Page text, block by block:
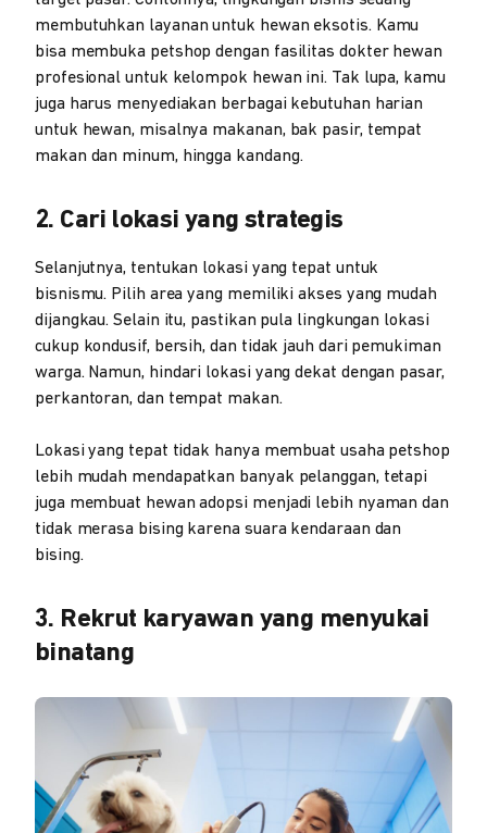
membutuhkan layanan untuk hewan eksotis. Kamu
bisa membuka petshop dengan fasilitas dokter hewan
profesional untuk kelompok hewan ini. Tak lupa, kamu
juga harus menyediakan berbagai kebutuhan harian
untuk hewan, misalnya makanan, bak pasir, tempat
makan dan minum, hingga kandang.
2. Cari lokasi yang strategis
Selanjutnya, tentukan lokasi yang tepat untuk
bisnismu. Pilih area yang memiliki akses yang mudah
dijangkau. Selain itu, pastikan pula lingkungan lokasi
cukup kondusif, bersih, dan tidak jauh dari pemukiman
warga. Namun, hindari lokasi yang dekat dengan pasar,
perkantoran, dan tempat makan.
Lokasi yang tepat tidak hanya membuat usaha petshop
lebih mudah mendapatkan banyak pelanggan, tetapi
juga membuat hewan adopsi menjadi lebih nyaman dan
tidak merasa bising karena suara kendaraan dan
bising.
3. Rekrut karyawan yang menyukai
binatang